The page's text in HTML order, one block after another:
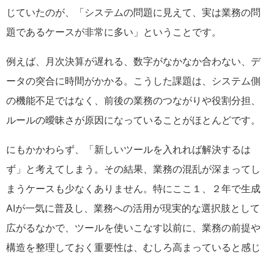
じていたのが、「システムの問題に見えて、実は業務の問
題であるケースが非常に多い」ということです。
例えば、月次決算が遅れる、数字がなかなか合わない、デ
ータの突合に時間がかかる。こうした課題は、システム側
の機能不足ではなく、前後の業務のつながりや役割分担、
ルールの曖昧さが原因になっていることがほとんどです。
にもかかわらず、「新しいツールを入れれば解決するは
ず」と考えてしまう。その結果、業務の混乱が深まってし
まうケースも少なくありません。特にここ１、２年で生成
AIが一気に普及し、業務への活用が現実的な選択肢として
広がるなかで、ツールを使いこなす以前に、業務の前提や
構造を整理しておく重要性は、むしろ高まっていると感じ